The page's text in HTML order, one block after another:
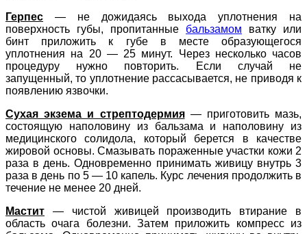
Герпес
—
не дожидаясь выхода уплотнения на
поверхность губы, пропитанные бальзамом ватку или
бинт приложить к губе в месте образующегося
уплотнения на 20 — 25 минут. Через несколько часов
процедуру нужно повторить. Если случай не
запущенный, то уплотнение рассасывается, не приводя к
появлению язвочки.
Сухая экзема и стрептодермия — приготовить мазь,
состоящую наполовину из бальзама и наполовину из
медицинского солидола, который берется в качестве
жировой основы. Смазывать пораженные участки кожи 2
раза в день. Одновременно принимать живицу внутрь 3
раза в день по 5 — 10 капель. Курс лечения продолжить в
течение не менее 20 дней.
Мастит
— чистой живицей производить втирание в
область очага болезни. Затем приложить компресс из